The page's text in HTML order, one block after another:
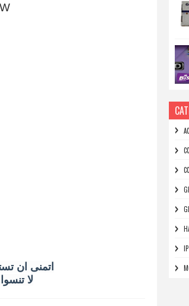
اتمنى ان
لا